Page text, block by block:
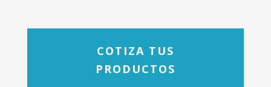
COTIZA TUS
PRODUCTOS